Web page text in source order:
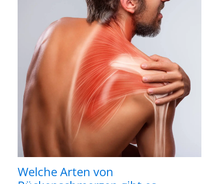
Welche Arten von